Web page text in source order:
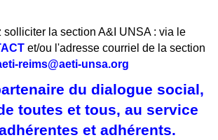
solliciter la section A&I UNSA : via le
et/ou l'adresse courriel de la section
reims@aeti-unsa.org
du dialogue social,
toutes et tous, au service
et adhérents.